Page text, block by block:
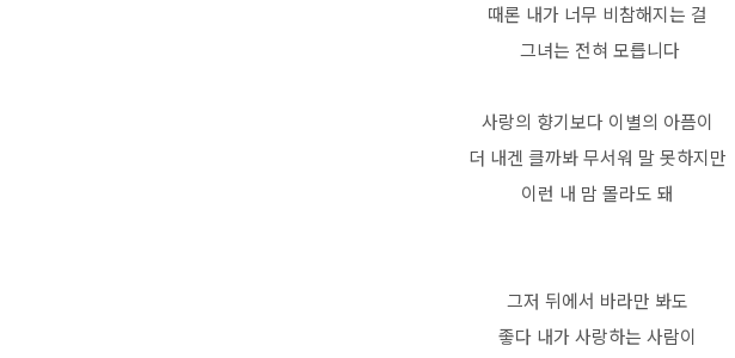
때론 내가 너무 비참해지는 걸
그녀는 전혀 모릅니다
사랑의 향기보다 이별의 아픔이
더 내겐 클까봐 무서워 말 못하지만
이런 내 맘 몰라도 돼
그저 뒤에서 바라만 봐도
좋다 내가 사랑하는 사람이